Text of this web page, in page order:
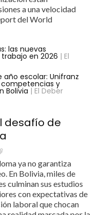
a una velocidad
del World
las nuevas
en 2026 | El
escolar: Unifranz
y
Bolivia | El Deber
desafío de
ya no garantiza
En Bolivia, miles de
culminan sus estudios
con expectativas de
laboral que chocan